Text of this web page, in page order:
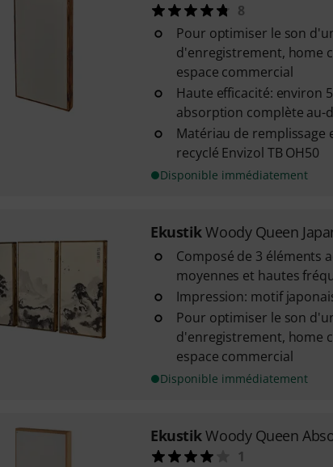
8
Pour optimiser le son
d'enregistrement, home
espace commercial
Haute efficacité: environ
absorption complète au-
Matériau de remplissage
recyclé Envizol TB OH50
Disponible immédiatement
EkustikWoody Queen
Composé de 3 éléments
moyennes et hautes
Impression: motif
Pour optimiser le son
d'enregistrement, home
espace commercial
Disponible immédiatement
EkustikWoody Queen
1